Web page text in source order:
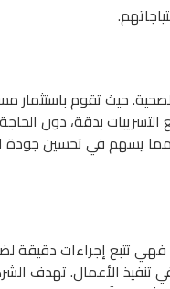
حيث تقوم
بدقة، دون
في تحسين جودة
تتبع إجراءات دقيقة
في تنفيذ الأعمال.